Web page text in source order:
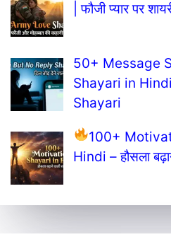
| फौजी प्यार पर
50+ Message
Shayari in
Shayari
100+
Hindi – हौसला